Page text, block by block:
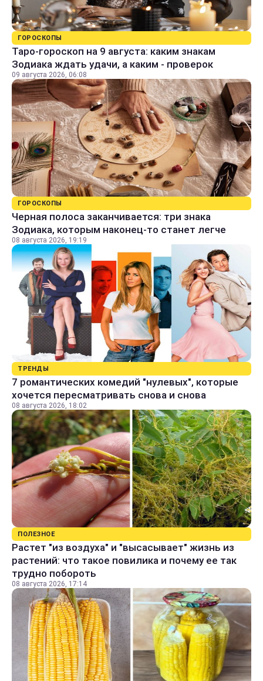
ГОРОСКОПЫ
Таро-гороскоп на 9 августа: каким знакам
Зодиака ждать удачи, а каким - проверок
09 августа 2026, 06:08
ГОРОСКОПЫ
Черная полоса заканчивается: три знака
Зодиака, которым наконец-то станет легче
08 августа 2026, 19:19
ТРЕНДЫ
7 романтических комедий "нулевых", которые
хочется пересматривать снова и снова
08 августа 2026, 18:02
ПОЛЕЗНОЕ
Растет "из воздуха" и "высасывает" жизнь из
растений: что такое повилика и почему ее так
трудно побороть
08 августа 2026, 17:14